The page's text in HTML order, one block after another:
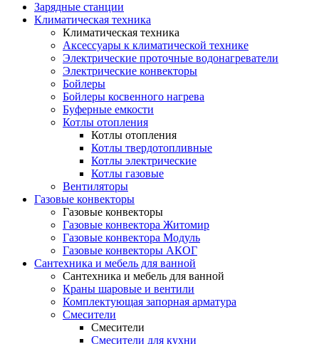
Зарядные станции
Климатическая техника
Климатическая техника
Аксессуары к климатической технике
Электрические проточные водонагреватели
Электрические конвекторы
Бойлеры
Бойлеры косвенного нагрева
Буферные емкости
Котлы отопления
Котлы отопления
Котлы твердотопливные
Котлы электрические
Котлы газовые
Вентиляторы
Газовые конвекторы
Газовые конвекторы
Газовые конвектора Житомир
Газовые конвектора Модуль
Газовые конвекторы АКОГ
Сантехника и мебель для ванной
Сантехника и мебель для ванной
Краны шаровые и вентили
Комплектующая запорная арматура
Смесители
Смесители
Смесители для кухни